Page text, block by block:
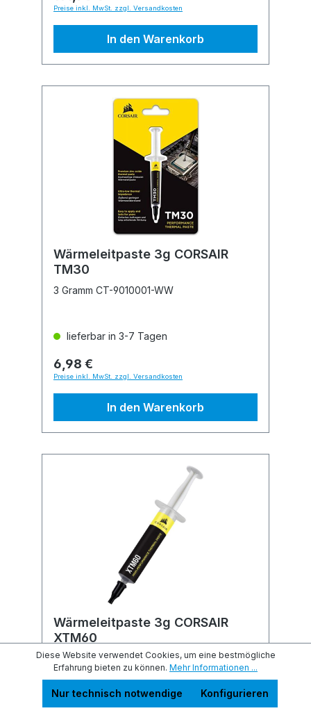
Preise inkl. MwSt. zzgl. Versandkosten
In den Warenkorb
Wärmeleitpaste 3g CORSAIR
TM30
3 Gramm CT-9010001-WW
lieferbar in 3-7 Tagen
6,98 €
Preise inkl. MwSt. zzgl. Versandkosten
In den Warenkorb
Wärmeleitpaste 3g CORSAIR
XTM60
3 Gramm CT-9010015-WW
Diese Website verwendet Cookies, um eine bestmögliche
Erfahrung bieten zu können. Mehr Informationen ...
Nur technisch notwendige Konfigurieren